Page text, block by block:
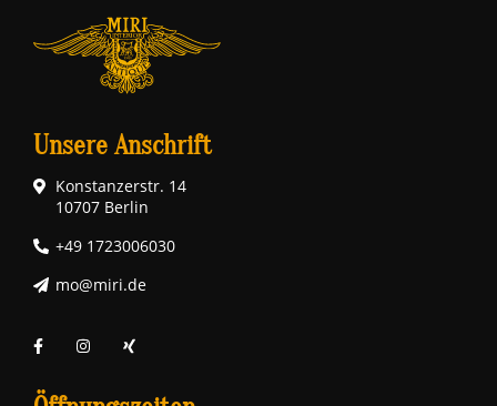
Unsere Anschrift
Konstanzerstr. 14
10707 Berlin
+49 1723006030
mo@miri.de